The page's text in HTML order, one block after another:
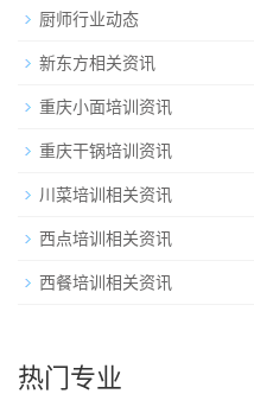
厨师行业动态
新东方相关资讯
重庆小面培训资讯
重庆干锅培训资讯
川菜培训相关资讯
西点培训相关资讯
西餐培训相关资讯
热门专业